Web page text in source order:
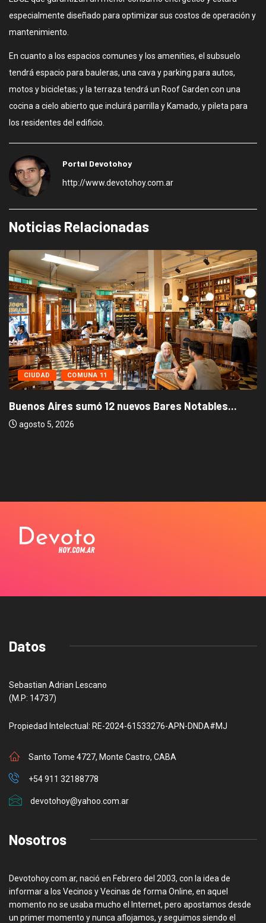
especialmente diseñado para optimizar sus costos de operación y
mantenimiento.
En cuanto a los espacios comunes y los amenities, el subsuelo
tendrá espacio para bauleras, una cava y parking para autos,
motos y bicicletas; y la terraza tendrá un Roof Garden con una
cocina a cielo abierto que incluirá parrilla y Kamado, y pileta para
los residentes del edificio.
Portal Devotohoy
http://www.devotohoy.com.ar
Noticias Relacionadas
CIUDAD COMUNA 11
Buenos Aires sumó 12 nuevos Bares Notables...
agosto 5, 2026
Datos
Sebastian Adrian Lescano
(M.P: 14737)
Propiedad Intelectual: RE-2024-61533276-APN-DNDA#MJ
Santo Tome 4727, Monte Castro, CABA
+54 911 32188778
devotohoy@yahoo.com.ar
Nosotros
Devotohoy.com.ar, nació en Febrero del 2003, con la idea de
informar a los Vecinos y Vecinas de forma Online, en aquel
momento no se usaba mucho el Internet, pero apostamos desde
un primer momento y nunca aflojamos, y seguimos siendo el